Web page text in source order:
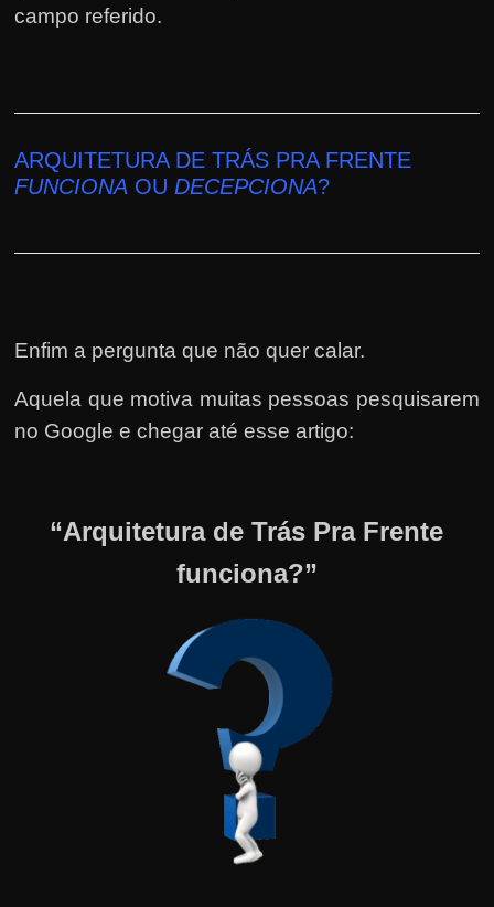
campo referido.
ARQUITETURA DE TRÁS PRA FRENTE
FUNCIONA OUDECEPCIONA?
Enfim a pergunta que não quer calar.
Aquela que motiva muitas pessoas pesquisarem
no Google e chegar até esse artigo:
“Arquitetura de Trás Pra Frente
funciona?”